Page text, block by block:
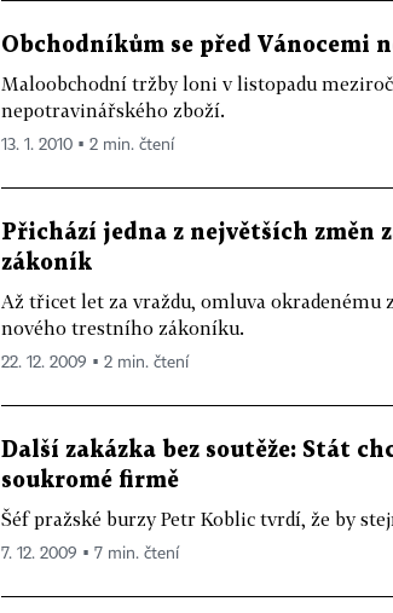
Obchodníkům se před Vánocemi
Maloobchodní tržby loni v listopadu
nepotravinářského zboží.
13. 1. 2010 ▪ 2 min. čtení
Přichází jedna z největších změn
zákoník
Až třicet let za vraždu, omluva okradenému
nového trestního zákoníku.
22. 12. 2009 ▪ 2 min. čtení
Další zakázka bez soutěže: Stát
soukromé firmě
Šéf pražské burzy Petr Koblic tvrdí, že by
7. 12. 2009 ▪ 7 min. čtení